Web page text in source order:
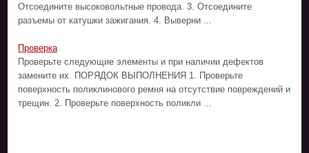
Отсоедините высоковольтные провода. 3. Отсоедините
разъемы от катушки зажигания. 4. Выверни ...
Проверка
Проверьте следующие элементы и при наличии дефектов
замените их. ПОРЯДОК ВЫПОЛНЕНИЯ 1. Проверьте
поверхность поликлинового ремня на отсутствие повреждений и
трещин. 2. Проверьте поверхность поликли ...